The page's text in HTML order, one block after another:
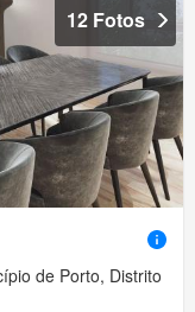
12 Fotos
de Porto, Distrito